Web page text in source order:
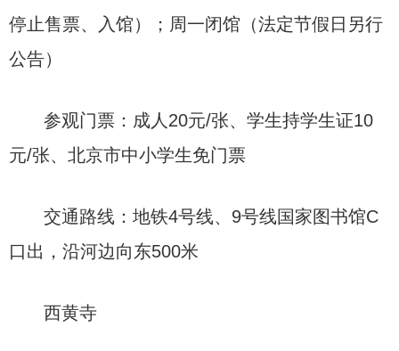
停止售票、入馆）；周一闭馆（法定节假日另行
公告）
参观门票：成人20元/张、学生持学生证10
元/张、北京市中小学生免门票
交通路线：地铁4号线、9号线国家图书馆C
口出，沿河边向东500米
西黄寺